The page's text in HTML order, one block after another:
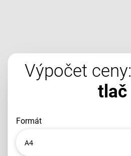
Výpočet ceny:
tlač
formát
A4